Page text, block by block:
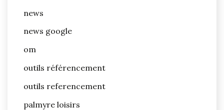
news
news google
om
outils référencement
outils referencement
palmyre loisirs